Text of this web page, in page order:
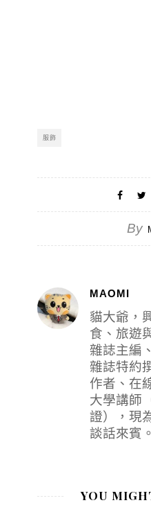
服飾
By
MAOMI
貓大爺，
食、旅遊
雜誌主編
雜誌特約
作者、在
大學講師
證），現
談話來賓。
YOU